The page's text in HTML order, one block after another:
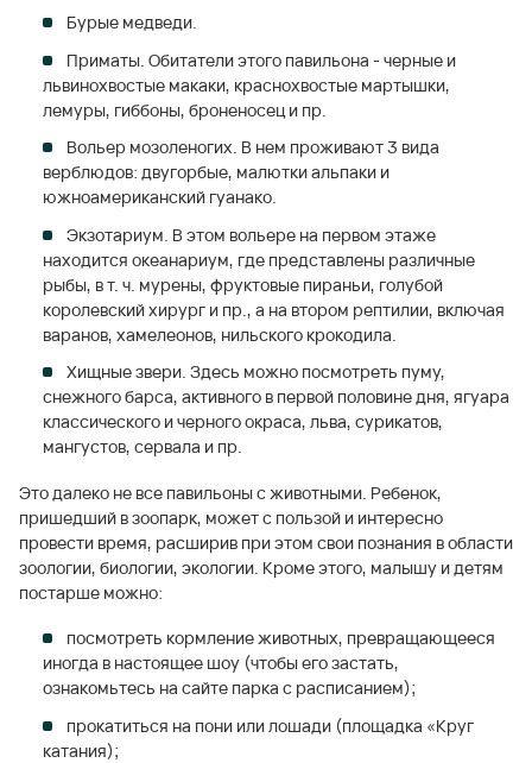
Бурые медведи.
Приматы. Обитатели этого павильона - черные и
львинохвостые макаки, краснохвостые мартышки,
лемуры, гиббоны, броненосец и пр.
Вольер мозоленогих. В нем проживают 3 вида
верблюдов: двугорбые, малютки альпаки и
южноамериканский гуанако.
Экзотариум. В этом вольере на первом этаже
находится океанариум, где представлены различные
рыбы, в т. ч. мурены, фруктовые пираньи, голубой
королевский хирург и пр., а на втором рептилии, включая
варанов, хамелеонов, нильского крокодила.
Хищные звери. Здесь можно посмотреть пуму,
снежного барса, активного в первой половине дня, ягуара
классического и черного окраса, льва, сурикатов,
мангустов, сервала и пр.
Это далеко не все павильоны с животными. Ребенок,
пришедший в зоопарк, может с пользой и интересно
провести время, расширив при этом свои познания в области
зоологии, биологии, экологии. Кроме этого, малышу и детям
постарше можно:
посмотреть кормление животных, превращающееся
иногда в настоящее шоу (чтобы его застать,
ознакомьтесь на сайте парка с расписанием);
прокатиться на пони или лошади (площадка «Круг
катания);